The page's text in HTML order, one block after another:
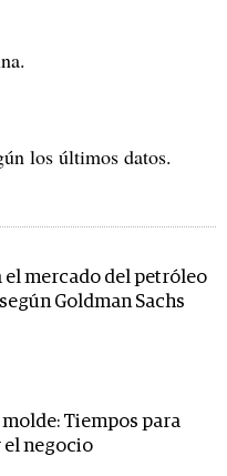
los últimos datos.
el mercado del petróleo
Goldman Sachs
Tiempos para
negocio